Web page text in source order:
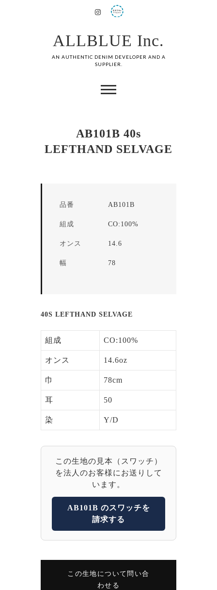
ALLBLUE Inc.
AN AUTHENTIC DENIM DEVELOPER AND A
SUPPLIER.
AB101B 40s
LEFTHAND SELVAGE
品番 AB101B
組成 CO:100%
オンス 14.6
幅 78
40S LEFTHAND SELVAGE
組成 CO:100%
オンス 14.6oz
巾 78cm
耳 50
染 Y/D
この生地の見本（スワッチ）
を法人のお客様にお送りして
います。
AB101B のスワッチを
請求する
この生地について問い合
わせる